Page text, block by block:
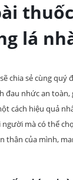
lá
chia sẻ cùng quý
đau nhức an
cách hiệu quả
mà có thể
thân của mình,